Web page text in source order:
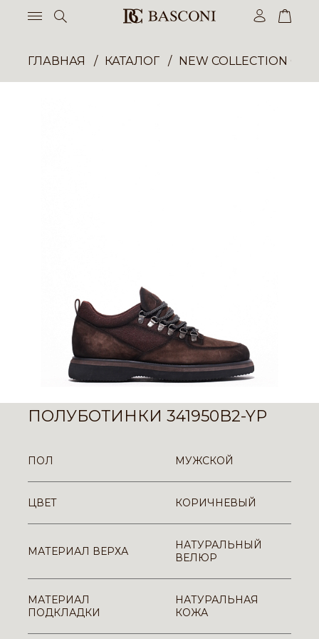
ГЛАВНАЯ КАТАЛОГ NEW COLLECTION
ПОЛУБОТИНКИ 341950B2-YP
ПОЛ МУЖСКОЙ
ЦВЕТ КОРИЧНЕВЫЙ
МАТЕРИАЛ ВЕРХА
НАТУРАЛЬНЫЙ
ВЕЛЮР
МАТЕРИАЛ
ПОДКЛАДКИ
НАТУРАЛЬНАЯ
КОЖА